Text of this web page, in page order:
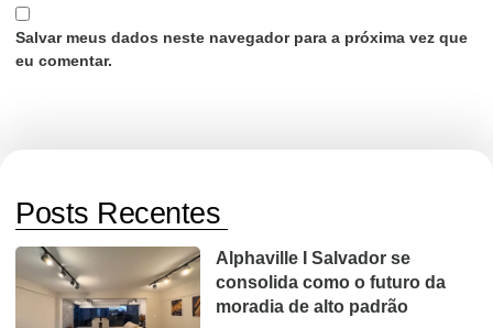
Salvar meus dados neste navegador para a próxima vez que
eu comentar.
Posts Recentes
Alphaville I Salvador se
consolida como o futuro da
moradia de alto padrão